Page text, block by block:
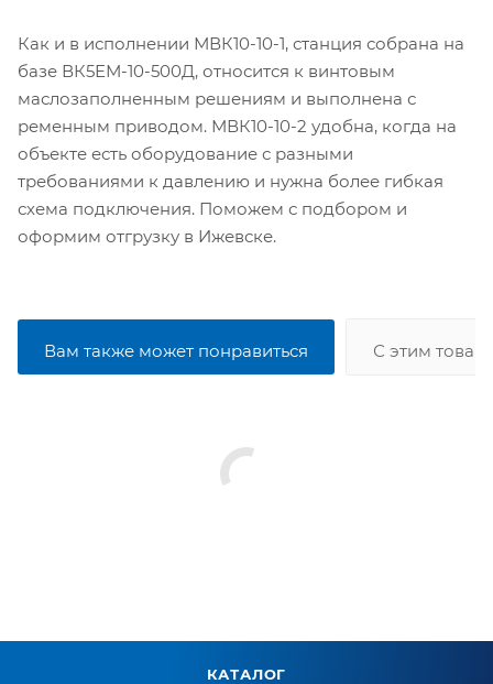
Как и в исполнении МВК10-10-1, станция собрана на
базе ВК5ЕМ-10-500Д, относится к винтовым
маслозаполненным решениям и выполнена с
ременным приводом. МВК10-10-2 удобна, когда на
объекте есть оборудование с разными
требованиями к давлению и нужна более гибкая
схема подключения. Поможем с подбором и
оформим отгрузку в Ижевске.
Вам также может понравиться С этим
КАТАЛОГ